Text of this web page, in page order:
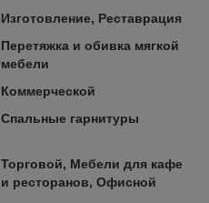
Изготовление, Реставрация
Перетяжка и обивка мягкой
мебели
Коммерческой
Спальные гарнитуры
Торговой, Мебели для кафе
и ресторанов, Офисной